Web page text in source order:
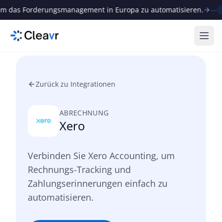
Forderungsmanagement in Europa zu automatisieren. — Neu
Zurück zu Integrationen
ABRECHNUNG
Xero
Verbinden Sie Xero Accounting, um
Rechnungs-Tracking und
Zahlungserinnerungen einfach zu
automatisieren.